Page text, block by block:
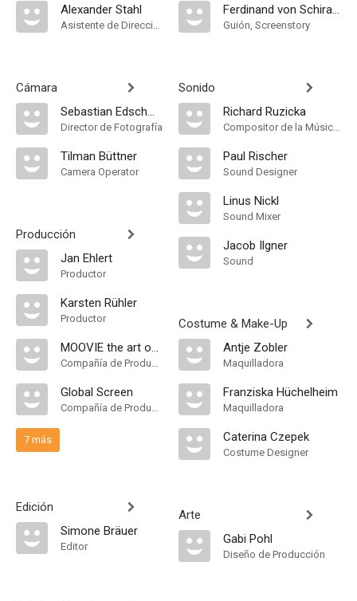
Alexander Stahl
Asistente de Dirección
Cámara
Sebastian Edschmid
Director de Fotografía
Tilman Büttner
Camera Operator
Producción
Jan Ehlert
Productor
Karsten Rühler
Productor
MOOVIE the art of entertainment
Compañía de Produccion
Global Screen
Compañía de Produccion
7 más
Edición
Simone Bräuer
Editor
Ferdinand von Schirach
Guión, Screenstory
Sonido
Richard Ruzicka
Compositor de la Música Original
Paul Rischer
Sound Designer
Linus Nickl
Sound Mixer
Jacob Ilgner
Sound
Costume & Make-Up
Antje Zobler
Maquilladora
Franziska Hüchelheim
Maquilladora
Caterina Czepek
Costume Designer
Arte
Gabi Pohl
Diseño de Producción